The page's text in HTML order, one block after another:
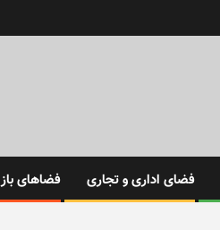
فضای اداری و تجاری فضاهای باز